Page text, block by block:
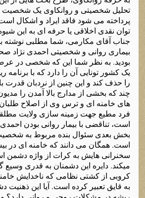
تحلیل شخصیتی و روانکاوی یک
پرداخته می شود فاقد ایراد و اشکال
توان نقدی اخلاقی یا حرفه ای به این
جناب آقای مکارمی، شما مطلبی نوشته
بیماری روانی و شخصیتی احمدی نژاد
بودید. به نظر شما این که شخصی در
یک کشور تونایی آن را دارد که با برنامه
را حذف کند و این چنین از نردبان قدرت
چند که بخشی از مدارج بالا آمدن را
های خامنه ای و ترس وی از اصلاح طلبان
فرد مطیع جهت زمینه سازی ولایت
است، تناقضی با بیمار روانی بودن احمدی
بخش بعدی سئوال بنده مربوط به
است. همگان می دانند که خامنه ای در
سخنرانی هایش به کرات از واژه دشمن
میکند. دایره این دشمنان به قدری وسیع
کروبی از کشتی نظامی که ناخدایش
به قایق تعبیر کرده است. آیا این ذهنیت